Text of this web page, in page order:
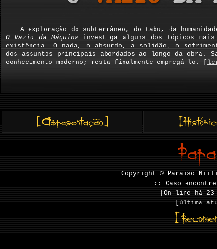
A exploração do subterrâneo, do tabu, da
O Vazio da Máquina investiga alguns dos tópicos
existência. O nada, o absurdo, a solidão, o
dos assuntos principais abordados ao longo da obra.
conhecimento moderno; resta finalmente empregá-lo. [
Copyright © Paraíso
:: Caso
[On-line há
última